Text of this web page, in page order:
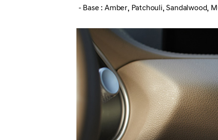
- Base : Amber, Patchouli, Sandalwood,